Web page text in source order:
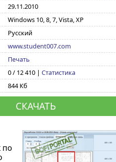
29.11.2010
Windows 10, 8, 7, Vista, XP
Русский
www.student007.com
Печать
0 / 12 410 | Статистика
844 Кб
СКАЧАТЬ
по